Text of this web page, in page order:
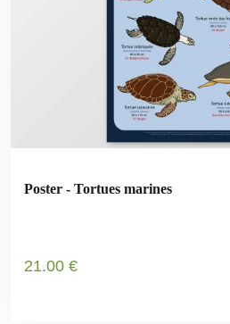
Poster - Tortues marines
21.00 €